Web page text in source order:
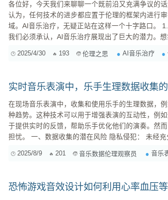
各位好，今天我们来聊聊一个既前沿又充满争议的
认为，任何技术的进步都应置于伦理的框架内进行
域。AI音乐治疗，无疑正站在这样一个十字路口。 1. AI音乐治疗：一扇充满可能性的窗？ 首先，
我们必须承认，AI音乐治疗展现出了巨大的潜力。
起来像是科幻小说，但实际上，相关的研究和应用已经开始涌现。 例如，一
2025/4/30 193 伦理之思 AI音乐治疗
实时音乐表演中，乐手生理数据收集
在现场音乐表演中，收集和使用乐手的生理数据，
种趋势。这种技术可以用于增强表演的互动性，例
于提供实时的反馈，帮助乐手优化他们的演奏。然
担忧。 一、数据收集的潜在风险 隐私侵犯： 未经充分知情同意的情况下收集和使用乐手的生理数
题。如果数据被不当使用或泄露，可能会对乐手造
2025/8/9 201 音乐数据伦理观察员 音乐
恐怖游戏音效设计如何利用心率血压